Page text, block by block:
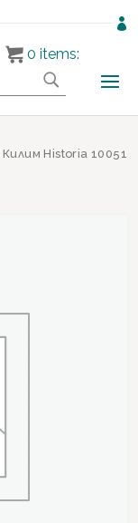

Historia 10051
0 items: